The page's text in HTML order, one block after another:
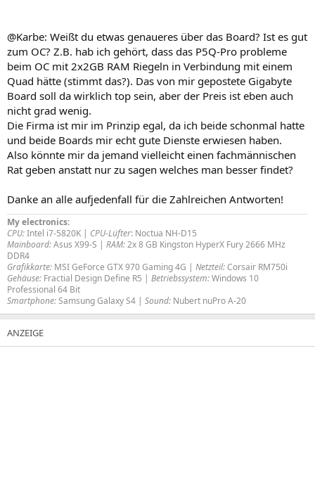
@Karbe: Weißt du etwas genaueres über das Board? Ist es gut
zum OC? Z.B. hab ich gehört, dass das P5Q-Pro probleme
beim OC mit 2x2GB RAM Riegeln in Verbindung mit einem
Quad hätte (stimmt das?). Das von mir gepostete Gigabyte
Board soll da wirklich top sein, aber der Preis ist eben auch
nicht grad wenig.
Die Firma ist mir im Prinzip egal, da ich beide schonmal hatte
und beide Boards mir echt gute Dienste erwiesen haben.
Also könnte mir da jemand vielleicht einen fachmännischen
Rat geben anstatt nur zu sagen welches man besser findet?
Danke an alle aufjedenfall für die Zahlreichen Antworten!
My electronics:
CPU:Intel i7-5820K | CPU-Lüfter: Noctua NH-D15
Mainboard:Asus X99-S | RAM:2x 8 GB Kingston HyperX Fury 2666 MHz
DDR4
Grafikkarte: MSI GeForce GTX 970 Gaming 4G | Netzteil:Corsair RM750i
Gehäuse: Fractial Design Define R5 | Betriebssystem:Windows 10
Professional 64 Bit
Smartphone:Samsung Galaxy S4 | Sound: Nubert nuPro A-20